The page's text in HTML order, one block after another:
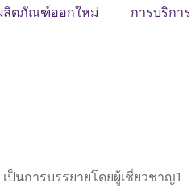
ลิตภัณฑ์ออกใหม่ การบริการ
นการบรรยายโดยผู้เชี่ยวชาญ1